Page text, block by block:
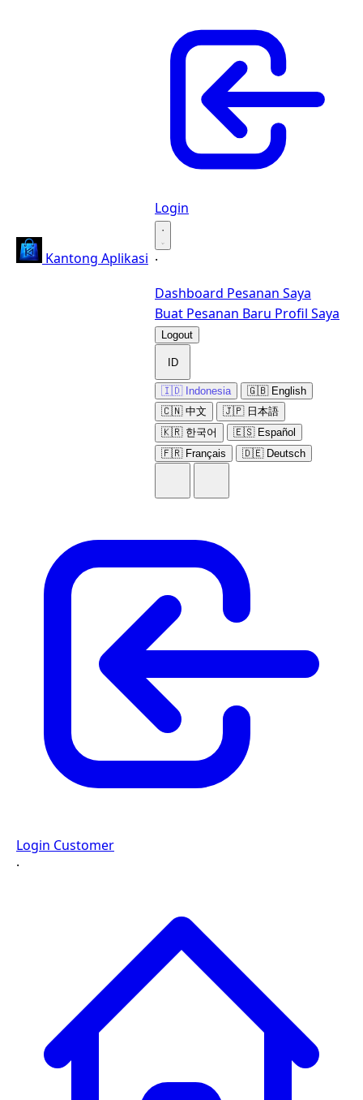
Kantong Aplikasi
Login
·
·
Dashboard Pesanan Saya
Buat Pesanan Baru Profil Saya
Logout
ID
🇮🇩 Indonesia
🇬🇧 English
🇨🇳 中文
🇯🇵 日本語
🇰🇷 한국어
🇪🇸 Español
🇫🇷 Français
🇩🇪 Deutsch
Login Customer
·